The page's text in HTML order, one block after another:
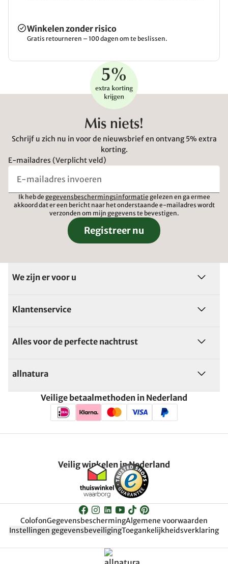
Winkelen zonder risico
Gratis retourneren – 100 dagen om te beslissen.
Mis niets!
Schrijf u zich nu in voor de nieuwsbrief en ontvang 5% extra
korting.
E-mailadres (Verplicht veld)
Ik heb de gegevensbeschermingsinformatie gelezen en ga ermee
akkoord dat er een bericht naar het onderstaande e-mailadres wordt
verzonden om mijn gegevens te bevestigen.
Registreer nu
We zijn er voor u
Klantenservice
Alles voor de perfecte nachtrust
allnatura
Veilige betaalmethoden in Nederland
Veilig winkelen in Nederland
ColofonGegevensbeschermingAlgemene voorwaarden
Instellingen gegevensbeveiligingToegankelijkheidsverklaring